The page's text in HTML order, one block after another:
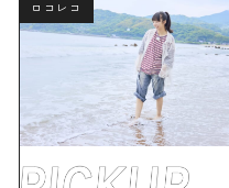
ロコレコ